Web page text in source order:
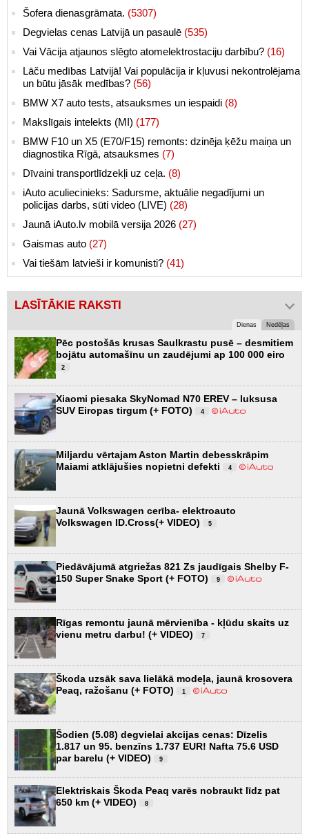
Šofera dienasgrāmata. (5307)
Degvielas cenas Latvijā un pasaulē (535)
Vai Vācija atjaunos slēgto atomelektrostaciju darbību? (16)
Lāču medības Latvijā! Vai populācija ir kļuvusi nekontrolējama
un būtu jāsāk medības? (56)
BMW X7 auto tests, atsauksmes un iespaidi (8)
Makslīgais intelekts (MI) (177)
BMW F10 un X5 (E70/F15) remonts: dzinēja ķēžu maiņa un
diagnostika Rīgā, atsauksmes (7)
Dīvaini transportlīdzekļi uz ceļa. (8)
iAuto aculiecinieks: Sadursme, aktuālie negadījumi un
policijas darbs, sūti video (LIVE) (28)
Jaunā iAuto.lv mobilā versija 2026 (27)
Gaismas auto (27)
Vai tiešām latvieši ir komunisti? (41)
LASĪTĀKIE RAKSTI
Dienas Nedēļas
Pēc postošās krusas Saulkrastu pusē – desmitiem
bojātu automašīnu un zaudējumi ap 100 000 eiro
2
Xiaomi piesaka SkyNomad N70 EREV – luksusa
SUV Eiropas tirgum (+ FOTO)
4
Miljardu vērtajam Aston Martin debesskrāpim
Maiami atklājušies nopietni defekti
4
Jaunā Volkswagen cerība- elektroauto
Volkswagen ID.Cross(+ VIDEO)
5
Piedāvājumā atgriežas 821 Zs jaudīgais Shelby F-
150 Super Snake Sport (+ FOTO)
9
Rīgas remontu jaunā mērvienība - kļūdu skaits uz
vienu metru darbu! (+ VIDEO)
7
Škoda uzsāk sava lielākā modeļa, jaunā krosovera
Peaq, ražošanu (+ FOTO)
1
Šodien (5.08) degvielai akcijas cenas: Dīzelis
1.817 un 95. benzīns 1.737 EUR! Nafta 75.6 USD
par barelu (+ VIDEO)
9
Elektriskais Škoda Peaq varēs nobraukt līdz pat
650 km (+ VIDEO)
8